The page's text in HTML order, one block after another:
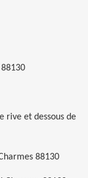
rive et dessous de
88130